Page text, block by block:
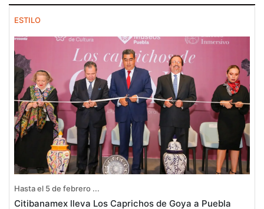
ESTILO
Hasta el 5 de febrero ...
Citibanamex lleva Los Caprichos de Goya a Puebla